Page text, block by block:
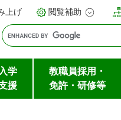
上げ 閲覧補助
学
援
教職員採用・
免許・研修等